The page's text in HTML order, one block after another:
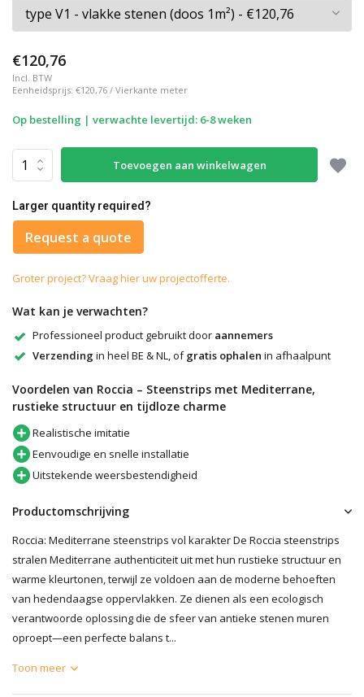
€120,76
Incl. BTW
Eenheidsprijs: €120,76 / Vierkante meter
Op bestelling | verwachte levertijd: 6-8 weken
Toevoegen aan winkelwagen
Larger quantity required?
Request a quote
Groter project? Vraag hier uw projectofferte.
Wat kan je verwachten?
Professioneel product gebruikt door aannemers
Verzending in heel BE & NL, ofgratis ophalen in afhaalpunt
Voordelen van Roccia – Steenstrips met Mediterrane,
rustieke structuur en tijdloze charme
Realistische imitatie
Eenvoudige en snelle installatie
Uitstekende weersbestendigheid
Productomschrijving
Roccia: Mediterrane steenstrips vol karakter De Roccia steenstrips
stralen Mediterrane authenticiteit uit met hun rustieke structuur en
warme kleurtonen, terwijl ze voldoen aan de moderne behoeften
van hedendaagse oppervlakken. Ze dienen als een ecologisch
verantwoorde oplossing die de sfeer van antieke stenen muren
oproept—een perfecte balans t...
Toon meer